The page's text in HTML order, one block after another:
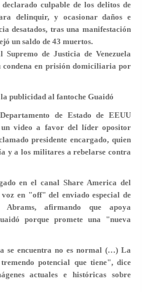
culpable de los delitos de
delinquir, y ocasionar daños e
desatados, tras una manifestación
un saldo de 43 muertos.
de Justicia de Venezuela
condena en prisión domiciliaria por
publicidad al fantoche Guaidó
de Estado de EEUU
video a favor del líder opositor
presidente encargado, quien
y a los militares a rebelarse contra
en el canal Share America del
en "off" del enviado especial de
afirmando que apoya
porque promete una "nueva
se encuentra no es normal (…) La
potencial que tiene", dice
actuales e históricas sobre